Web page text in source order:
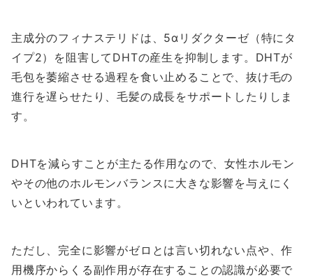
主成分のフィナステリドは、5αリダクターゼ（特にタ
イプ2）を阻害してDHTの産生を抑制します。DHTが
毛包を萎縮させる過程を食い止めることで、抜け毛の
進行を遅らせたり、毛髪の成長をサポートしたりしま
す。
DHTを減らすことが主たる作用なので、女性ホルモン
やその他のホルモンバランスに大きな影響を与えにく
いといわれています。
ただし、完全に影響がゼロとは言い切れない点や、作
用機序からくる副作用が存在することの認識が必要で